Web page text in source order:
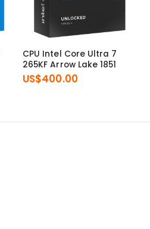
CPU Intel Core Ultra 7
265KF Arrow Lake 1851
US$400.00